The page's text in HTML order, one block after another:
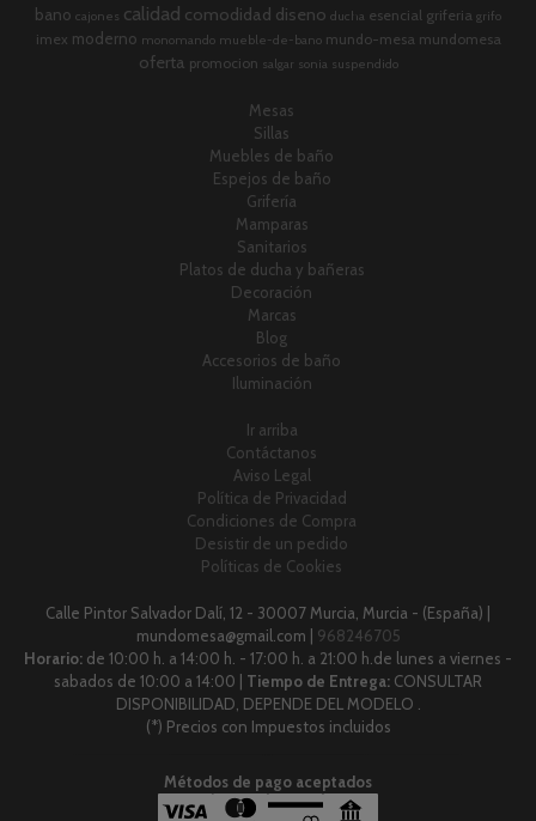
bano cajones calidad comodidad diseno ducha esencial griferia grifo
imex moderno monomando mueble-de-bano mundo-mesa mundomesa
oferta promocion salgar sonia suspendido
Mesas
Sillas
Muebles de baño
Espejos de baño
Grifería
Mamparas
Sanitarios
Platos de ducha y bañeras
Decoración
Marcas
Blog
Accesorios de baño
Iluminación
Ir arriba
Contáctanos
Aviso Legal
Política de Privacidad
Condiciones de Compra
Desistir de un pedido
Políticas de Cookies
Calle Pintor Salvador Dalí, 12 - 30007 Murcia, Murcia - (España) |
mundomesa@gmail.com | 968246705
Horario: de 10:00 h. a 14:00 h. - 17:00 h. a 21:00 h.de lunes a viernes -
sabados de 10:00 a 14:00 | Tiempo de Entrega: CONSULTAR
DISPONIBILIDAD, DEPENDE DEL MODELO .
(*) Precios con Impuestos incluidos
Métodos de pago aceptados